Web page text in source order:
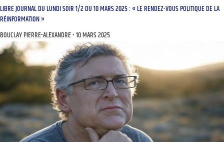
LIBRE JOURNAL DU LUNDI SOIR 1/2 DU 10 MARS 2025 : « LE RENDEZ-VOUS POLITIQUE DE LA
RÉINFORMATION »
BOUCLAY PIERRE-ALEXANDRE 10 MARS 2025